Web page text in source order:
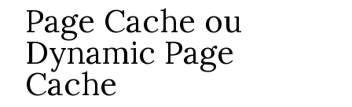
Page Cache ou
Dynamic Page
Cache